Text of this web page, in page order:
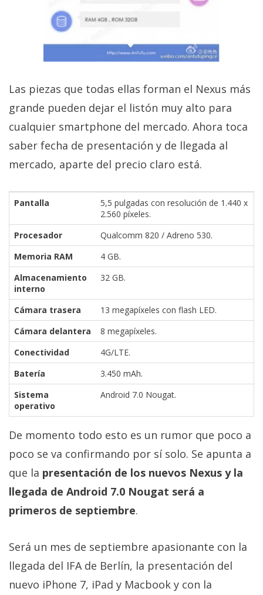
Informático
Algunos
derechos
Las piezas que todas ellas forman el Nexus más
grande pueden dejar el listón muy alto para
cualquier smartphone del mercado. Ahora toca
saber fecha de presentación y de llegada al
mercado, aparte del precio claro está.
Pantalla
5,5 pulgadas con resolución de 1.440 x
2.560 píxeles.
Procesador
Qualcomm 820 / Adreno 530.
Memoria RAM
4 GB.
Almacenamiento
interno
32 GB.
Cámara trasera
13 megapíxeles con flash LED.
Cámara delantera
8 megapíxeles.
Conectividad
4G/LTE.
Batería
3.450 mAh.
Sistema
operativo
Android 7.0 Nougat.
De momento todo esto es un rumor que poco a
poco se va confirmando por sí solo. Se apunta a
que la presentación de los nuevos Nexus y la
llegada de Android 7.0 Nougat será a
primeros de septiembre.
Será un mes de septiembre apasionante con la
llegada del IFA de Berlín, la presentación del
nuevo iPhone 7, iPad y Macbook y con la